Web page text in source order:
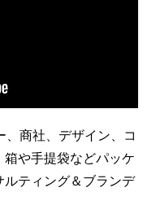
商社、デザイン、コ
や手提袋などパッケ
ティング＆ブランデ